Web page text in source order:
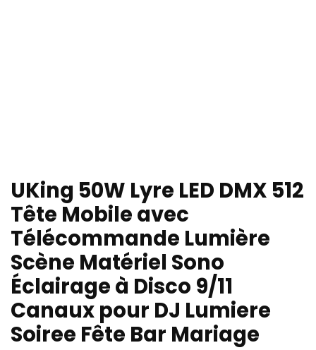
UKing 50W Lyre LED DMX 512
Tête Mobile avec
Télécommande Lumière
Scène Matériel Sono
Éclairage à Disco 9/11
Canaux pour DJ Lumiere
Soiree Fête Bar Mariage